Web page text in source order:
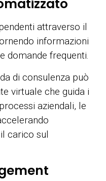
attraverso il
informazioni
domande frequenti.
di consulenza può
virtuale che guida i
aziendali, le
carico sul